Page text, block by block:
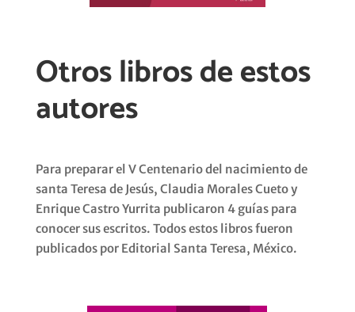
Otros libros de estos
autores
Para preparar el V Centenario del nacimiento de
santa Teresa de Jesús, Claudia Morales Cueto y
Enrique Castro Yurrita publicaron 4 guías para
conocer sus escritos. Todos estos libros fueron
publicados por Editorial Santa Teresa, México.